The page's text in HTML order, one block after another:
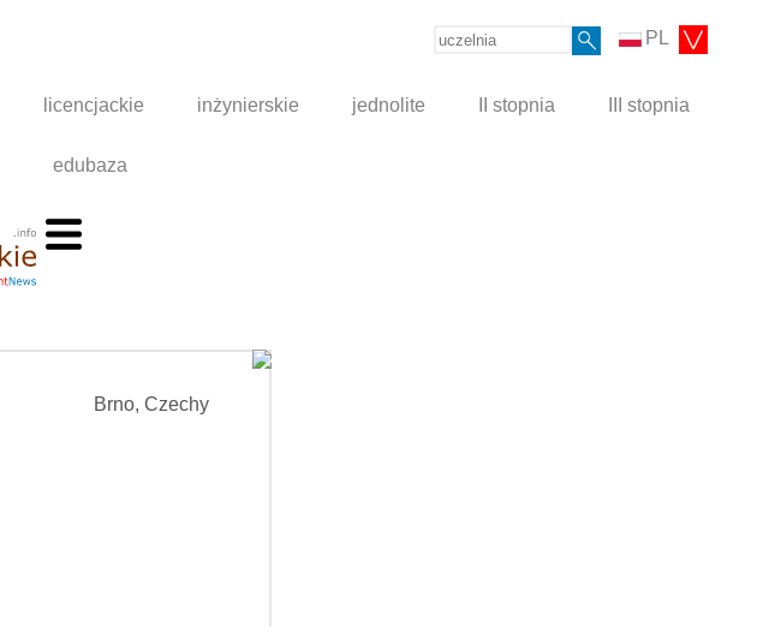
PL
licencjackie inżynierskie jednolite II stopnia III stopnia
edubaza
Brno, Czechy